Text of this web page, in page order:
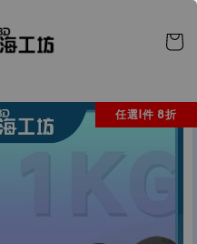
任選1件 8折